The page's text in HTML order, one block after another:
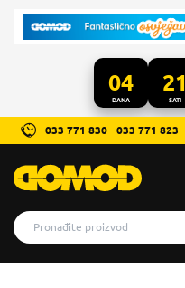
04
DANA
21
SATI
033 771 830 033 771 823